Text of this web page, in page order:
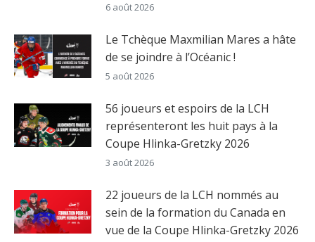
6 août 2026
Le Tchèque Maxmilian Mares a hâte
de se joindre à l’Océanic !
5 août 2026
56 joueurs et espoirs de la LCH
représenteront les huit pays à la
Coupe Hlinka-Gretzky 2026
3 août 2026
22 joueurs de la LCH nommés au
sein de la formation du Canada en
vue de la Coupe Hlinka-Gretzky 2026